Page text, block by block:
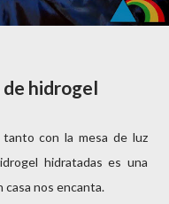
hidrogel
tanto con la mesa de luz
hidratadas es una
casa nos encanta.